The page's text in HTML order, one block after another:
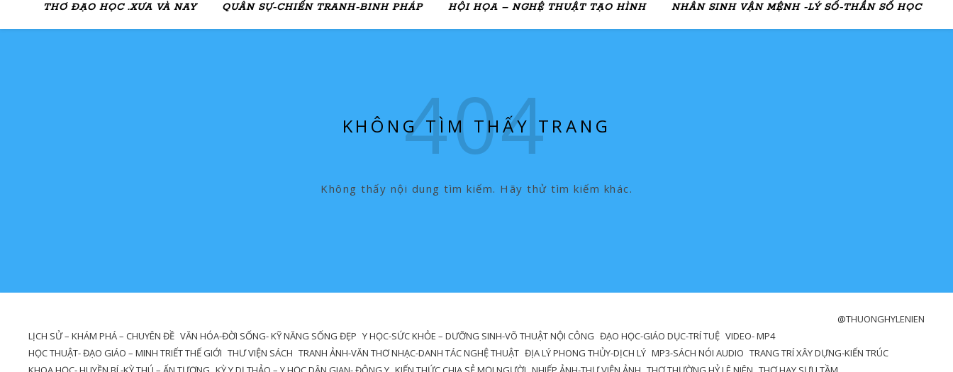
THƠ ĐẠO HỌC .XƯA VÀ NAY QUÂN SỰ-CHIẾN TRANH-BINH PHÁP HỘI HỌA – NGHỆ THUẬT TẠO HÌNH NHÂN SINH VẬN MỆNH -LÝ SỐ-THẦN SỐ HỌC
KHÔNG TÌM THẤY TRANG
Không thấy nội dung tìm kiếm. Hãy thử tìm kiếm khác.
@THUONGHYLENIEN
LỊCH SỬ – KHÁM PHÁ – CHUYÊN ĐỀ VĂN HÓA-ĐỜI SỐNG- KỸ NĂNG SỐNG ĐẸP Y HỌC-SỨC KHỎE – DƯỠNG SINH-VÕ THUẬT NỘI CÔNG ĐẠO HỌC-GIÁO DỤC-TRÍ TUỆ VIDEO- MP4
HỌC THUẬT- ĐẠO GIÁO – MINH TRIẾT THẾ GIỚI THƯ VIỆN SÁCH TRANH ẢNH-VĂN THƠ NHẠC-DANH TÁC NGHỆ THUẬT ĐỊA LÝ PHONG THỦY-DỊCH LÝ MP3-SÁCH NÓI AUDIO TRANG TRÍ XÂY DỰNG-KIẾN TRÚC